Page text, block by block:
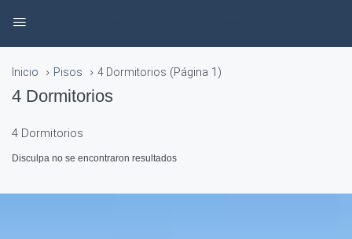
Inicio Pisos 4 Dormitorios (Página 1)
4 Dormitorios
4 Dormitorios
Disculpa no se encontraron resultados